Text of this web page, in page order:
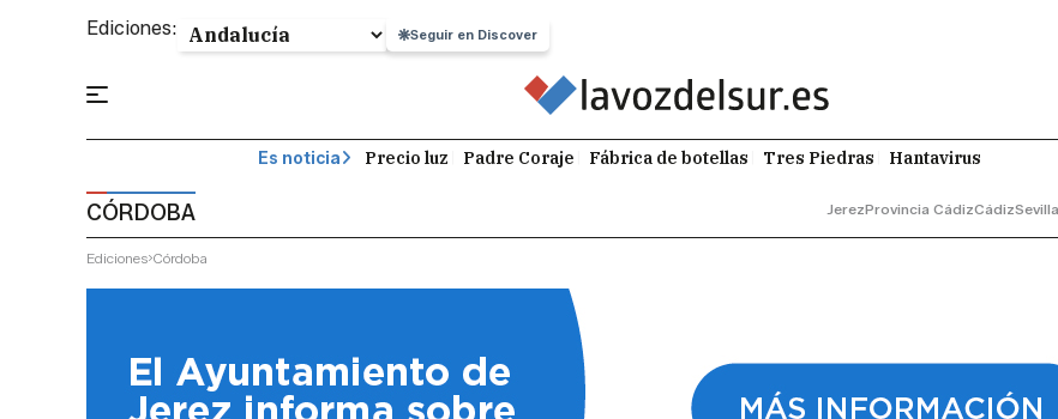
Ediciones: Seguir en Discover
Es noticia Precio luz Padre Coraje Fábrica de botellas Tres Piedras Hantavirus
CÓRDOBA JerezProvincia CádizCádizSevilla
Ediciones Córdoba